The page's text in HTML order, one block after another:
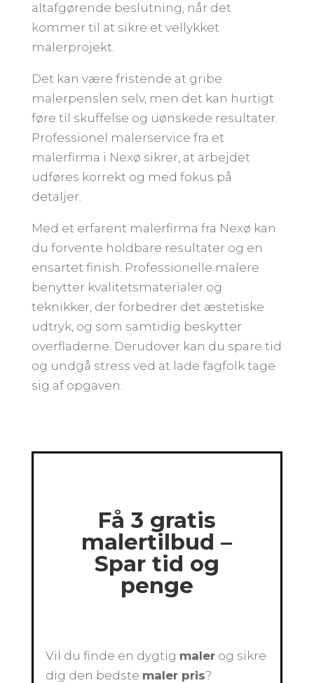
altafgørende beslutning, når det
kommer til at sikre et vellykket
malerprojekt.
Det kan være fristende at gribe
malerpenslen selv, men det kan hurtigt
føre til skuffelse og uønskede resultater.
Professionel malerservice fra et
malerfirma i Nexø sikrer, at arbejdet
udføres korrekt og med fokus på
detaljer.
Med et erfarent malerfirma fra Nexø kan
du forvente holdbare resultater og en
ensartet finish. Professionelle malere
benytter kvalitetsmaterialer og
teknikker, der forbedrer det æstetiske
udtryk, og som samtidig beskytter
overfladerne. Derudover kan du spare tid
og undgå stress ved at lade fagfolk tage
sig af opgaven.
Få 3 gratis
malertilbud –
Spar tid og
penge
Vil du finde en dygtig maler og sikre
dig den bedste maler pris?